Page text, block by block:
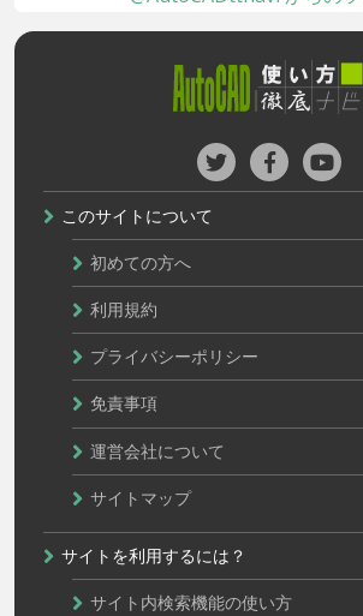
このサイトについて
初めての方へ
利用規約
プライバシーポリシー
免責事項
運営会社について
サイトマップ
サイトを利用するには？
サイト内検索機能の使い方